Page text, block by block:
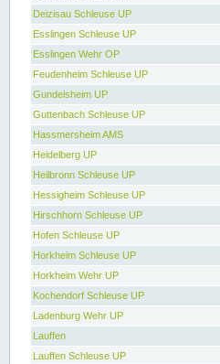
Deizisau Schleuse UP
Esslingen Schleuse UP
Esslingen Wehr OP
Feudenheim Schleuse UP
Gundelsheim UP
Guttenbach Schleuse UP
Hassmersheim AMS
Heidelberg UP
Heilbronn Schleuse UP
Hessigheim Schleuse UP
Hirschhorn Schleuse UP
Hofen Schleuse UP
Horkheim Schleuse UP
Horkheim Wehr UP
Kochendorf Schleuse UP
Ladenburg Wehr UP
Lauffen
Lauffen Schleuse UP